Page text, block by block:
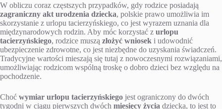
W obliczu coraz częstszych przypadków, gdy rodzice posiadają
zagraniczny akt urodzenia dziecka, polskie prawo umożliwia im
skorzystanie z urlopu tacierzyńskiego, co jest wyrazem uznania dla
międzynarodowych rodzin. Aby móc korzystać z urlopu
tacierzyńskiego, rodzice muszą złożyć wniosek i udowodnić
ubezpieczenie zdrowotne, co jest niezbędne do uzyskania świadczeń.
Tradycyjne wartości mieszają się tutaj z nowoczesnymi rozwiązaniami,
umożliwiając rodzicom wspólną troskę o dobro dzieci bez względu na
pochodzenie.
Choć wymiar urlopu tacierzyńskiego jest ograniczony do dwóch
tygodni w ciągu pierwszych dwóch miesięcy życia dziecka, to jest to